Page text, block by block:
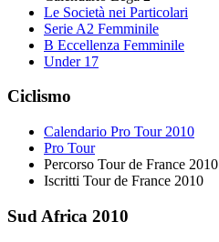
Le Società nei Particolari
Serie A2 Femminile
B Eccellenza Femminile
Under 17
Ciclismo
Calendario Pro Tour 2010
Pro Tour
Percorso Tour de France 2010
Iscritti Tour de France 2010
Sud Africa 2010